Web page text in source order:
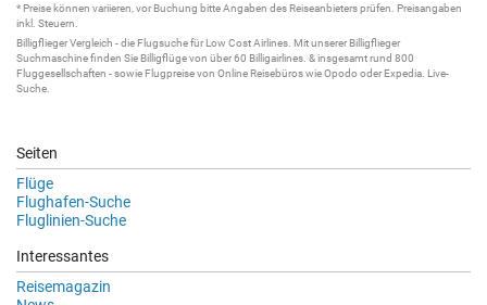
* Preise können variieren, vor Buchung bitte Angaben des Reiseanbieters prüfen. Preisangaben
inkl. Steuern.
BilligfliegerVergleich - die Flugsuchefür Low Cost Airlines. Mit unsererBilligflieger
Suchmaschinefinden Sie Billigflügevon über 60 Billigairlines . & insgesamt rund 800
Fluggesellschaften - sowie Flugpreise von Online Reisebüros wie Opodo oder Expedia. Live-
Suche
Seiten
Flüge
Flughafen-Suche
Fluglinien-Suche
Interessantes
Reisemagazin